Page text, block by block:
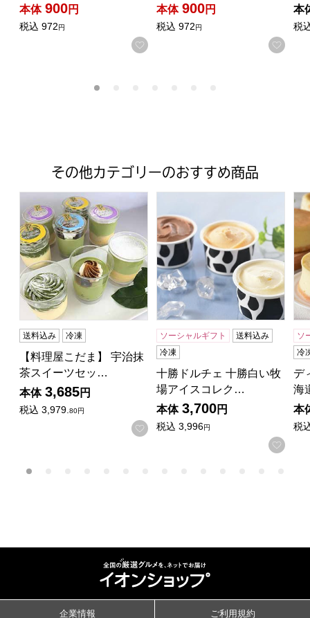
本体 900円
税込 972円
お気に入りに登録する
本体 900円
税込 972円
お気
本
税
その他カテゴリーのおすすめ商品
【料理屋こだま】 宇治抹茶スイーツセット(宇治抹茶と
送料込み 冷凍
【料理屋こだま】 宇治抹
茶スイーツセッ…
本体 3,685円
税込 3,979.80円
お気に入りに登録する
十勝ドルチェ 十勝白い牧場
ソーシャルギフト
送料込み
冷凍
十勝ドルチェ 十勝白い牧
場アイスコレク…
本体 3,700円
税込 3,996円
お気
デ
ソ
冷
デ
海
本
税
企業情報 ご利用規約